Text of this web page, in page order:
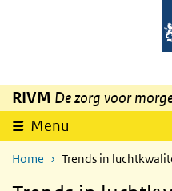
Overslaan en naar de inhoud
RIVM De zorg voor
Menu
Home Trends in